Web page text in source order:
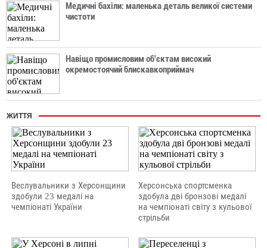
Медичні бахіли: маленька деталь великої системи
чистоти
Навіщо промисловим об'єктам високий
окремостоячий блискавкоприймач
ЖИТТЯ
Веслувальники з Херсонщини
здобули 23 медалі на
чемпіонаті України
Херсонська спортсменка
здобула дві бронзові медалі
на чемпіонаті світу з кульової
стрільби